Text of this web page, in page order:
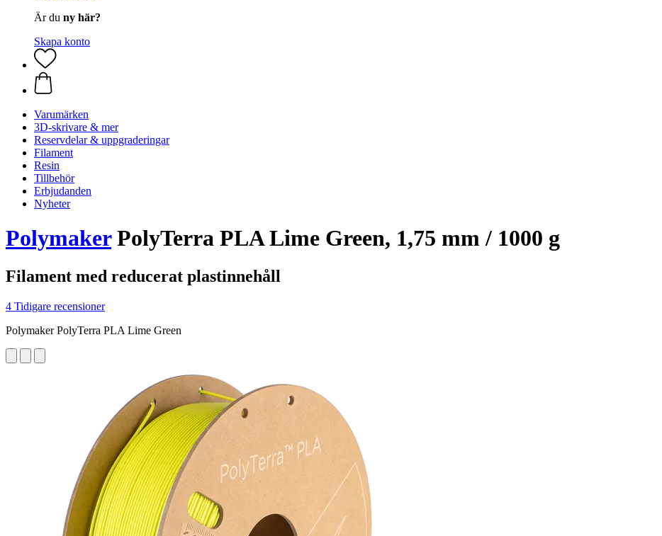
Är du ny här?
Skapa konto
Varumärken
3D-skrivare & mer
Reservdelar & uppgraderingar
Filament
Resin
Tillbehör
Erbjudanden
Nyheter
PolymakerPolyTerra PLA Lime Green, 1,75 mm / 1000 g
Filament med reducerat plastinnehåll
4 Tidigare recensioner
Polymaker PolyTerra PLA Lime Green